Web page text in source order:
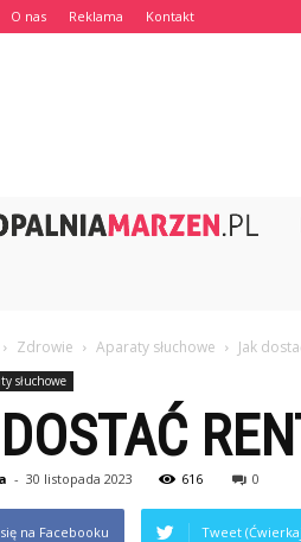
O nas Reklama Kontakt
Zdrowie Aparaty słuchowe Jak
słuchowe
- 30 listopada 2023 616 0
na Facebooku Tweet